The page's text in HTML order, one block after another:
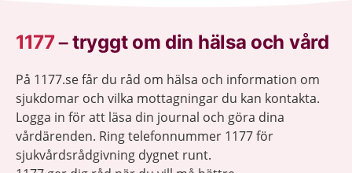
1177–tryggt om din hälsa och vård
På 1177.se får du råd om hälsa och information om
sjukdomar och vilka mottagningar du kan kontakta.
Logga in för att läsa din journal och göra dina
vårdärenden. Ring telefonnummer 1177 för
sjukvårdsrådgivning dygnet runt.